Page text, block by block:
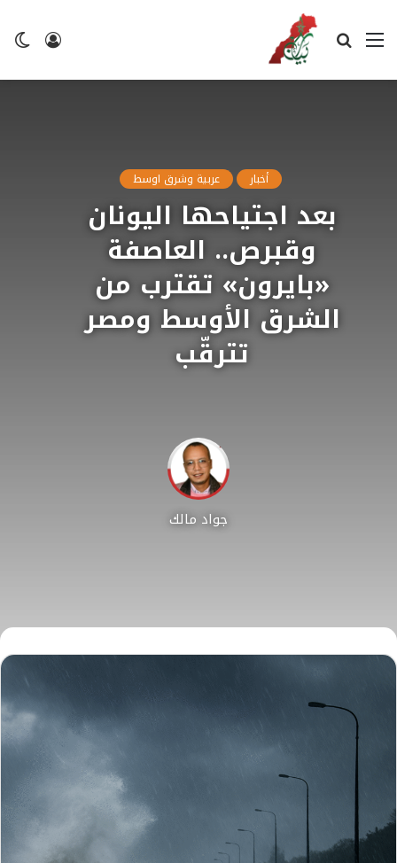
تسجيل
القائمة بحث
أخبار عربية وشرق اوسط
بعد اجتياحها اليونان
وقبرص.. العاصفة
«بايرون» تقترب من
الشرق الأوسط ومصر
تترقّب
جواد مالك